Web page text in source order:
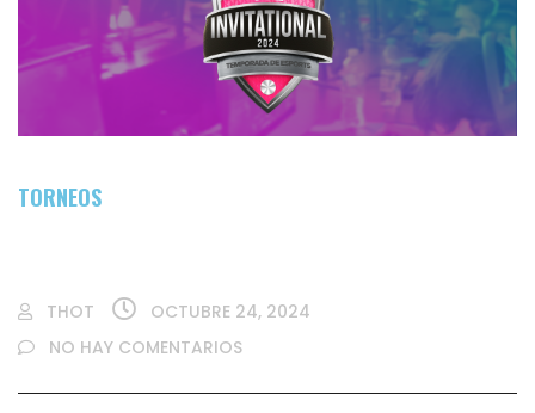
TORNEOS
THOT
OCTUBRE 24, 2024
NO HAY COMENTARIOS